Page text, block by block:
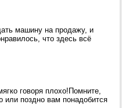
машину на продажу, и
что здесь всё
говоря плохо!Помните,
или поздно вам понадобится